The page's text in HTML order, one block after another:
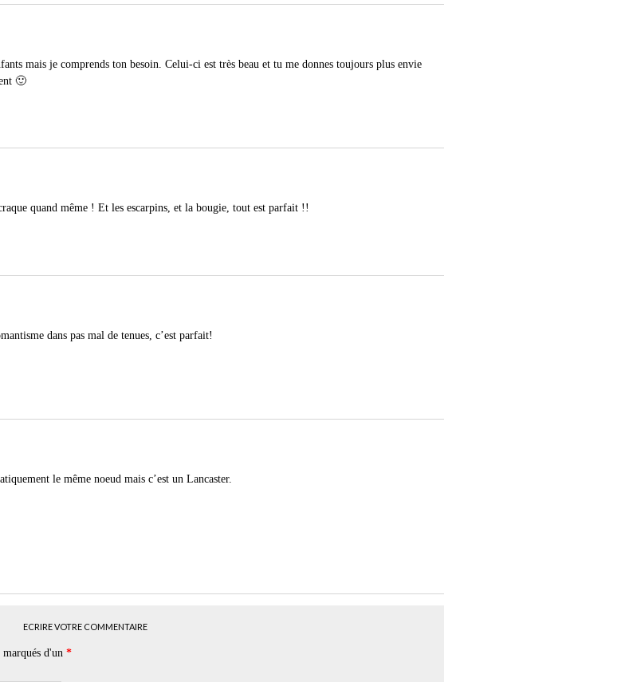
mais je comprends ton besoin. Celui-ci est très beau et tu me donnes toujours plus envie
🙂
quand même ! Et les escarpins, et la bougie, tout est parfait !!
dans pas mal de tenues, c’est parfait!
le même noeud mais c’est un Lancaster.
ECRIRE VOTRE COMMENTAIRE
marqués d'un *